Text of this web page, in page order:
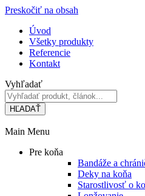
Preskočiť na obsah
Úvod
Všetky produkty
Referencie
Kontakt
Vyhľadať
HĽADAŤ
Main Menu
Pre koňa
Bandáže a
Deky na koňa
Starostlivosť o